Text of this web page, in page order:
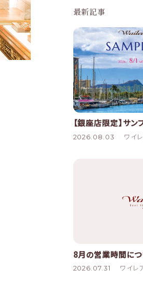
最新記事
【銀座店限定】サ
2026.08.03 ワイ
8月の営業時間につ
2026.07.31 ワイレ